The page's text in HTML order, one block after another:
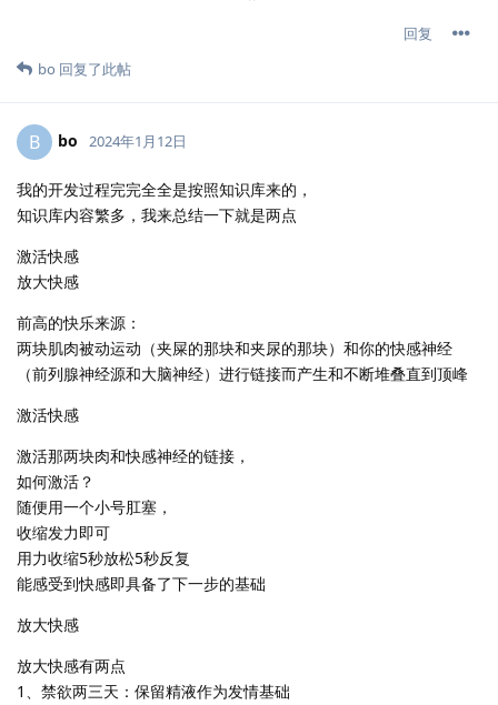
回复
bo 回复了此帖
B bo 2024年1月12日
我的开发过程完完全全是按照知识库来的，
知识库内容繁多，我来总结一下就是两点
激活快感
放大快感
前高的快乐来源：
两块肌肉被动运动（夹屎的那块和夹尿的那块）和你的快感神经
（前列腺神经源和大脑神经）进行链接而产生和不断堆叠直到顶峰
激活快感
激活那两块肉和快感神经的链接，
如何激活？
随便用一个小号肛塞，
收缩发力即可
用力收缩5秒放松5秒反复
能感受到快感即具备了下一步的基础
放大快感
放大快感有两点
1、禁欲两三天：保留精液作为发情基础